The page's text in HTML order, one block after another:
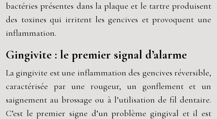
bactéries présentes dans la plaque et le tartre produisent
des toxines qui irritent les gencives et provoquent une
inflammation.
Gingivite : le premier signal d’alarme
La gingivite est une inflammation des gencives réversible,
caractérisée par une rougeur, un gonflement et un
saignement au brossage ou à l’utilisation de fil dentaire.
C’est le premier signe d’un problème gingival et il est